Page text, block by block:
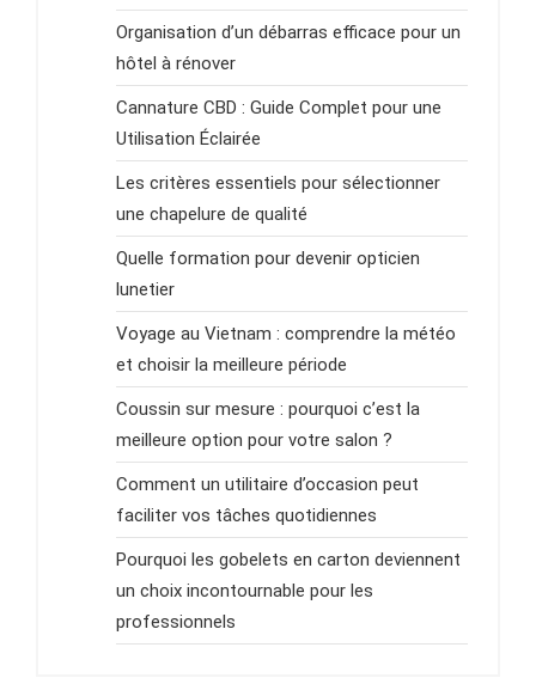
Organisation d’un débarras efficace pour un
hôtel à rénover
Cannature CBD : Guide Complet pour une
Utilisation Éclairée
Les critères essentiels pour sélectionner
une chapelure de qualité
Quelle formation pour devenir opticien
lunetier
Voyage au Vietnam : comprendre la météo
et choisir la meilleure période
Coussin sur mesure : pourquoi c’est la
meilleure option pour votre salon ?
Comment un utilitaire d’occasion peut
faciliter vos tâches quotidiennes
Pourquoi les gobelets en carton deviennent
un choix incontournable pour les
professionnels